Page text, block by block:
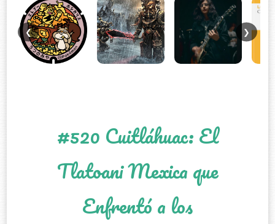
❮ ❯
#520 Cuitláhuac: El
Tlatoani Mexica que
Enfrentó a los